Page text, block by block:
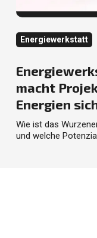
Energiewerkstatt
macht
Energien
Wie ist das
und welche